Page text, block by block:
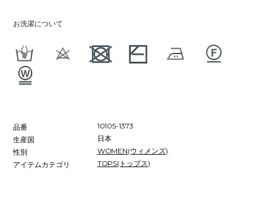
お洗濯について
品番
10105-1373
生産国
日本
性別
WOMEN(ウィメンズ)
アイテムカテゴリ
TOPS(トップス)